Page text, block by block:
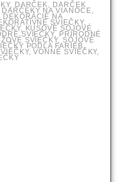
, DARČEK, DARČEK
DARČEKY NA VIANOCE,
DEKORÁCIE NA
SVIEČKY,
, KUSOVÉ SÓJOVÉ
SVIEČKY, PRÍRODNÉ
SVIEČKY, SÓJOVÉ
PODĽA FARIEB,
,VONNÉ SVIEČKY,